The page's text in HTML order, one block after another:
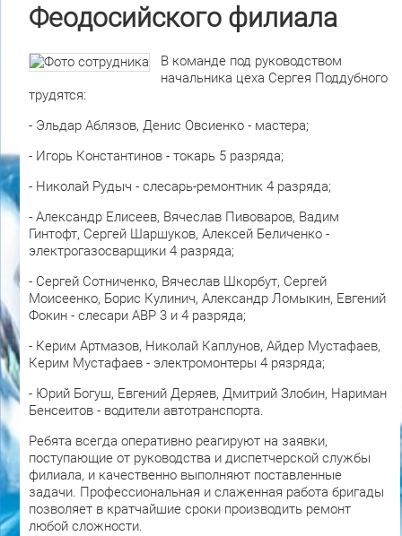
Феодосийского филиала
В команде под руководством
начальника цеха Сергея Поддубного
трудятся:
- Эльдар Аблязов, Денис Овсиенко - мастера;
- Игорь Константинов - токарь 5 разряда;
- Николай Рудыч - слесарь-ремонтник 4 разряда;
- Александр Елисеев, Вячеслав Пивоваров, Вадим
Гинтофт, Сергей Шаршуков, Алексей Беличенко -
электрогазосварщики 4 разряда;
- Сергей Сотниченко, Вячеслав Шкорбут, Сергей
Моисеенко, Борис Кулинич, Александр Ломыкин, Евгений
Фокин - слесари АВР 3 и 4 разряда;
- Керим Артмазов, Николай Каплунов, Айдер Мустафаев,
Керим Мустафаев - электромонтеры 4 рязряда;
- Юрий Богуш, Евгений Деряев, Дмитрий Злобин, Нариман
Бенсеитов - водители автотранспорта.
Ребята всегда оперативно реагируют на заявки,
поступающие от руководства и диспетчерской службы
филиала, и качественно выполняют поставленные
задачи. Профессиональная и слаженная работа бригады
позволяет в кратчайшие сроки производить ремонт
любой сложности.